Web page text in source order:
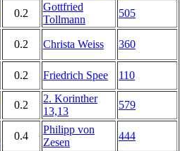
0.2
Gottfried
Tollmann
505
0.2 Christa Weiss 360
0.2 Friedrich Spee
110
0.2
2. Korinther
13,13
579
0.4
Philipp von
Zesen
444